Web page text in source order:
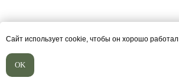
Сайт использует cookie, чтобы он хорошо работал
OK